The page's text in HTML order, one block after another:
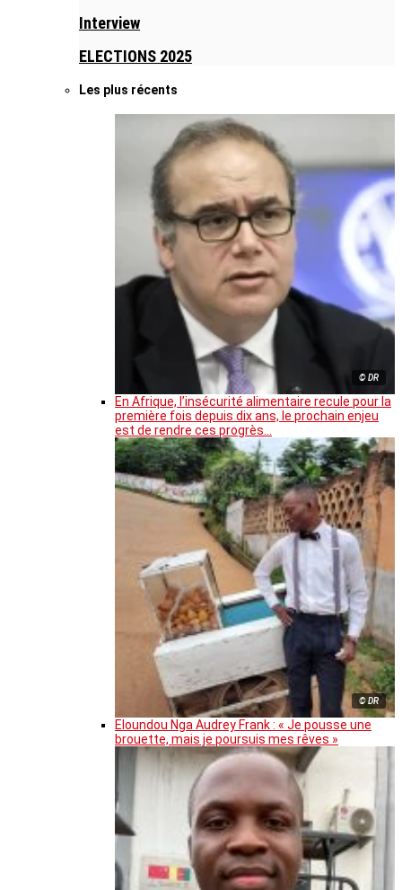
Interview
ELECTIONS 2025
Les plus récents
© DR
En Afrique, l’insécurité alimentaire recule pour la
première fois depuis dix ans, le prochain enjeu
est de rendre ces progrès…
© DR
Eloundou Nga Audrey Frank : « Je pousse une
brouette, mais je poursuis mes rêves »